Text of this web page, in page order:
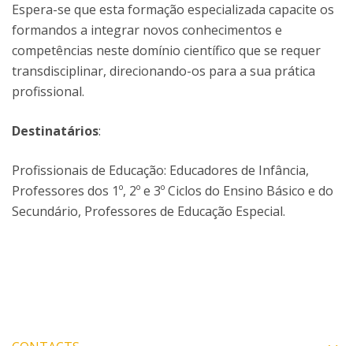
Espera-se que esta formação especializada capacite os
formandos a integrar novos conhecimentos e
competências neste domínio científico que se requer
transdisciplinar, direcionando-os para a sua prática
profissional.
Destinatários:
Profissionais de Educação: Educadores de Infância,
Professores dos 1º, 2º e 3º Ciclos do Ensino Básico e do
Secundário, Professores de Educação Especial.